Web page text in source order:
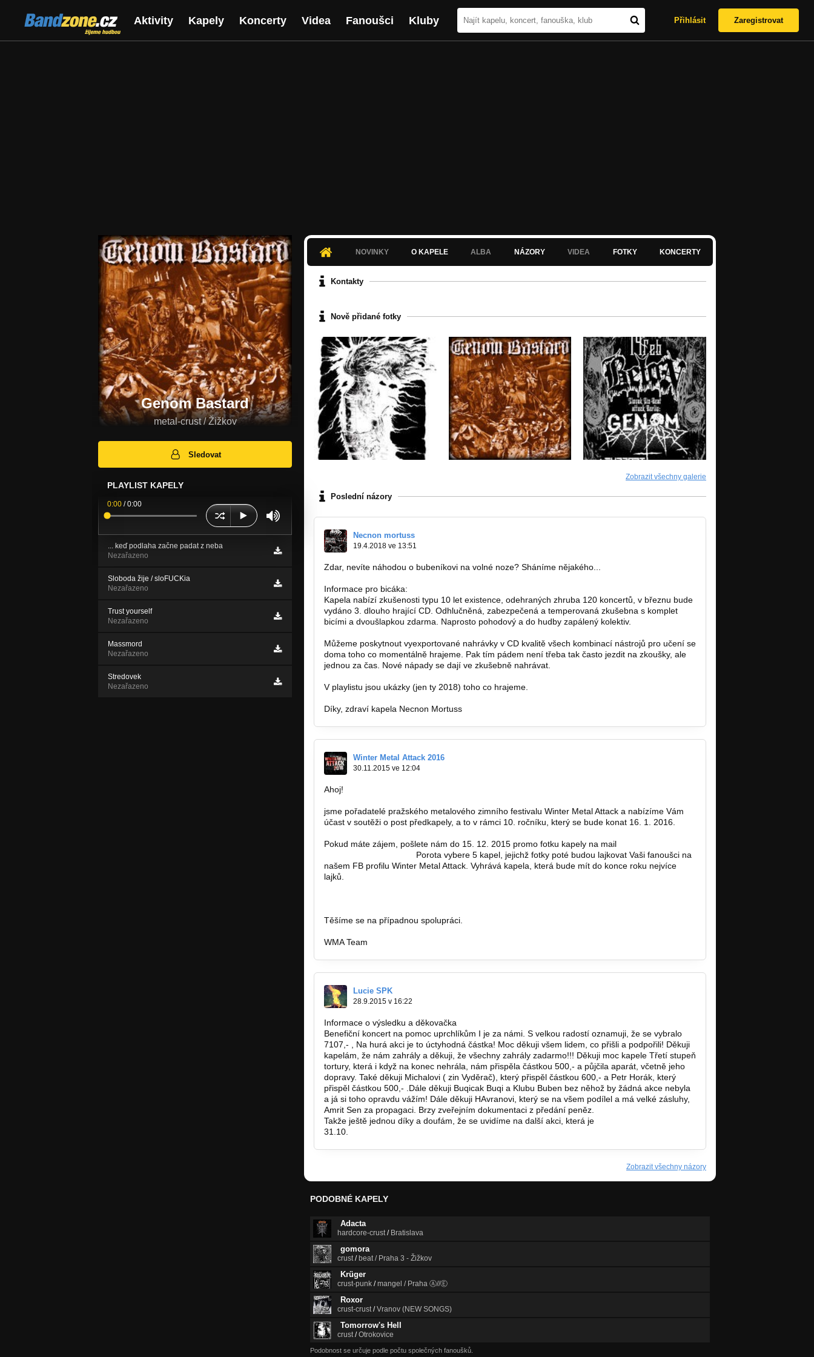
Bandzone.cz
žijeme hudbou
Aktivity Kapely Koncerty Videa Fanoušci Kluby Přihlásit Zaregistrovat
Genom Bastard
metal-crust / Žižkov
Sledovat
PLAYLIST KAPELY
0:00 /0:00
... keď podlaha začne padat z neba
Nezařazeno
Sloboda žije / sloFUCKia
Nezařazeno
Trust yourself
Nezařazeno
Massmord
Nezařazeno
Stredovek
Nezařazeno
NOVINKY O KAPELE ALBA NÁZORY VIDEA FOTKY KONCERTY
Kontakty
Nově přidané fotky
Zobrazit všechny galerie
Poslední názory
Necnon mortuss
19.4.2018 ve 13:51
Zdar, nevíte náhodou o bubeníkovi na volné noze? Sháníme nějakého...
Informace pro bicáka:
Kapela nabízí zkušenosti typu 10 let existence, odehraných zhruba 120 koncertů, v březnu bude
vydáno 3. dlouho hrající CD. Odhlučněná, zabezpečená a temperovaná zkušebna s komplet
bicími a dvoušlapkou zdarma. Naprosto pohodový a do hudby zapálený kolektiv.
Můžeme poskytnout vyexportované nahrávky v CD kvalitě všech kombinací nástrojů pro učení se
doma toho co momentálně hrajeme. Pak tím pádem není třeba tak často jezdit na zkoušky, ale
jednou za čas. Nové nápady se dají ve zkušebně nahrávat.
V playlistu jsou ukázky (jen ty 2018) toho co hrajeme.
Díky, zdraví kapela Necnon Mortuss
Winter Metal Attack 2016
30.11.2015 ve 12:04
Ahoj!
jsme pořadatelé pražského metalového zimního festivalu Winter Metal Attack a nabízíme Vám
účast v soutěži o post předkapely, a to v rámci 10. ročníku, který se bude konat 16. 1. 2016.
Pokud máte zájem, pošlete nám do 15. 12. 2015 promo fotku kapely na mail
Porota vybere 5 kapel, jejichž fotky poté budou lajkovat Vaši fanoušci na
našem FB profilu Winter Metal Attack. Vyhrává kapela, která bude mít do konce roku nejvíce
lajků.
Těšíme se na případnou spolupráci.
WMA Team
Lucie SPK
28.9.2015 v 16:22
Informace o výsledku a děkovačka
Benefiční koncert na pomoc uprchlíkům I je za námi. S velkou radostí oznamuji, že se vybralo
7107,- , Na hurá akci je to úctyhodná částka! Moc děkuji všem lidem, co přišli a podpořili! Děkuji
kapelám, že nám zahrály a děkuji, že všechny zahrály zadarmo!!! Děkuji moc kapele Třetí stupeň
tortury, která i když na konec nehrála, nám přispěla částkou 500,- a půjčila aparát, včetně jeho
dopravy. Také děkuji Michalovi ( zin Vyděrač), který přispěl částkou 600,- a Petr Horák, který
přispěl částkou 500,- .Dále děkuji Buqicak Buqi a Klubu Buben bez něhož by žádná akce nebyla
a já si toho opravdu vážím! Dále děkuji HAvranovi, který se na všem podílel a má velké zásluhy,
Amrit Sen za propagaci. Brzy zveřejním dokumentaci z předání peněz.
Takže ještě jednou díky a doufám, že se uvidíme na další akci, která je
31.10.
Zobrazit všechny názory
PODOBNÉ KAPELY
Adacta
hardcore-crust/ Bratislava
gomora
crust/ beat / Praha 3 - Žižkov
Krüger
crust-punk /mangel / Praha Ⓐ//Ⓔ
Roxor
crust-crust/Vranov (NEW SONGS)
Tomorrow's Hell
crust/Otrokovice
Podobnost se určuje podle počtu společných fanoušků.